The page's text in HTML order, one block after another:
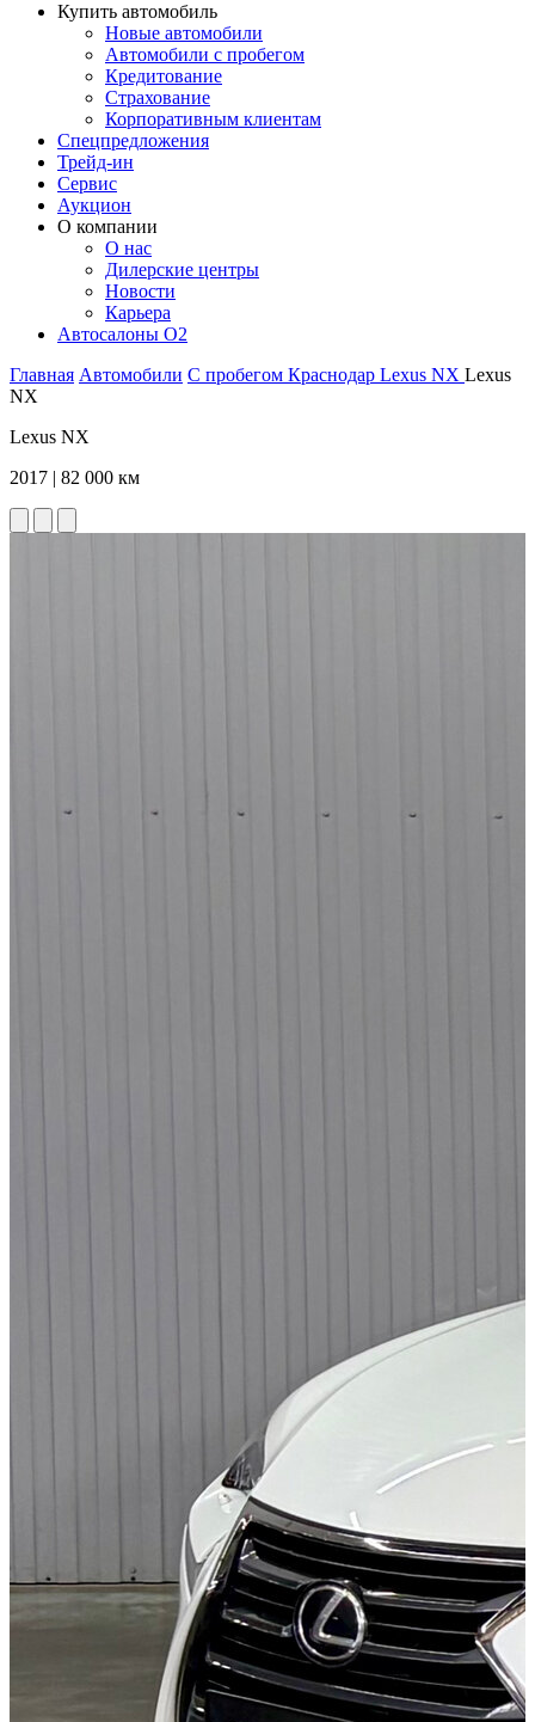
Купить автомобиль
Новые автомобили
Автомобили с пробегом
Кредитование
Страхование
Корпоративным клиентам
Спецпредложения
Трейд-ин
Сервис
Аукцион
О компании
О нас
Дилерские центры
Новости
Карьера
Автосалоны O2
Главная Автомобили С пробегом Краснодар Lexus NX Lexus
NX
Lexus NX
2017 | 82 000 км